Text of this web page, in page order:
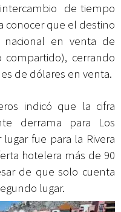
de tiempo
conocer que el destino
en venta de
compartido), cerrando
de dólares en venta.
indicó que la cifra
derrama para Los
fue para la Rivera
hotelera más de 90
de que solo cuenta
lugar.